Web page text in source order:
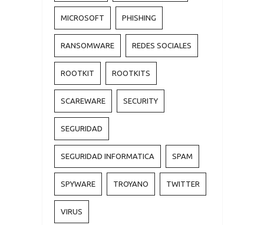
MICROSOFT PHISHING
RANSOMWARE REDES SOCIALES
ROOTKIT ROOTKITS
SCAREWARE SECURITY
SEGURIDAD
SEGURIDAD INFORMATICA SPAM
SPYWARE TROYANO TWITTER
VIRUS